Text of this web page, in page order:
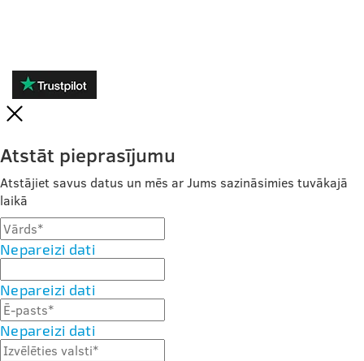
Atstāt pieprasījumu
Atstājiet savus datus un mēs ar Jums sazināsimies tuvākajā
laikā
Nepareizi dati
Nepareizi dati
Nepareizi dati